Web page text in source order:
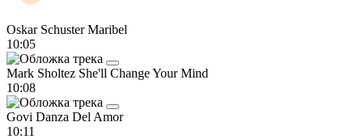
Oskar SchusterMaribel
10:05
Mark Sholtez She'll Change Your Mind
10:08
Govi Danza Del Amor
10:11